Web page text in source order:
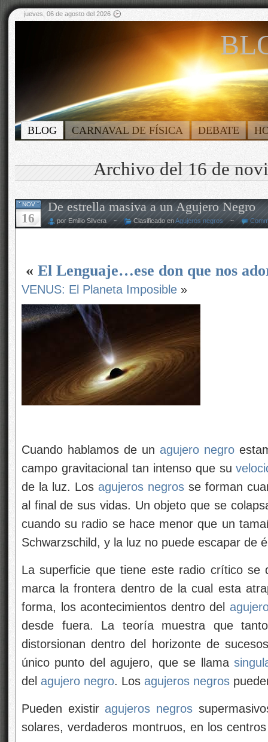
jueves, 06 de agosto del 2026
BLOG CARNAVAL DE FÍSICA DEBATE
Archivo del 16 de
NOV
16
De estrella masiva a un Agujero Negro
por Emilio Silvera ~ Clasificado enAgujeros negros ~
« El Lenguaje…ese don que nos
VENUS: El Planeta Imposible »
Cuando hablamos de un agujero negro
campo gravitacional tan intenso que su
de la luz. Los agujeros negros se forman
al final de sus vidas. Un objeto que se
cuando su radio se hace menor que un
Schwarzschild, y la luz no puede escapar de
La superficie que tiene este radio crítico se
marca la frontera dentro de la cual esta
forma, los acontecimientos dentro del
desde fuera. La teoría muestra que
distorsionan dentro del horizonte de
único punto del agujero, que se llama
del agujero negro. Los agujeros negros
Pueden existir agujeros negros
solares, verdaderos montruos, en los